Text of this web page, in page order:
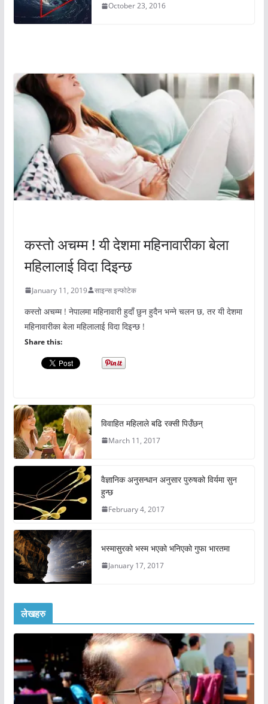
October 23, 2016
कस्तो अचम्म ! यी देशमा महिनावारीका बेला
महिलालाई विदा दिइन्छ
January 11, 2019 साइन्स इन्फोटेक
कस्तो अचम्म ! नेपालमा महिनावारी हुदाँ छुन हुदैन भन्ने चलन छ, तर यी देशमा
महिनावारीका बेला महिलालाई विदा दिइन्छ !
Share this:
विवाहित महिलाले बढि रक्सी पिउँछन्
March 11, 2017
वैज्ञानिक अनुसन्धान अनुसार पुरुषको विर्यमा सुन
हुन्छ
February 4, 2017
भस्मासुरको भस्म भएको भनिएको गुफा भारतमा
January 17, 2017
लेखहरु